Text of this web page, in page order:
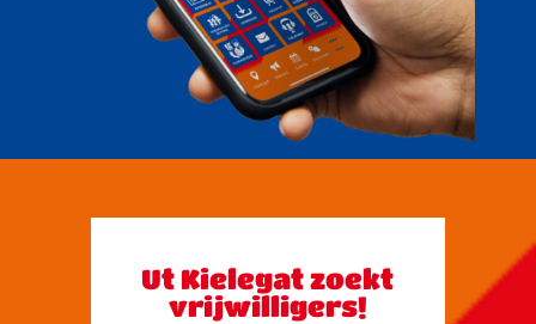
Ut Kielegat zoekt
vrijwilligers!